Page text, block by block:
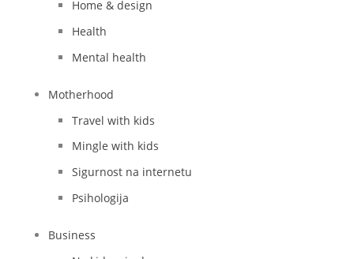
Home & design
Health
Mental health
Motherhood
Travel with kids
Mingle with kids
Sigurnost na internetu
Psihologija
Business